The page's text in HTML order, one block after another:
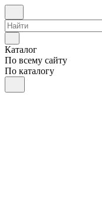
Каталог
По всему сайту
По каталогу